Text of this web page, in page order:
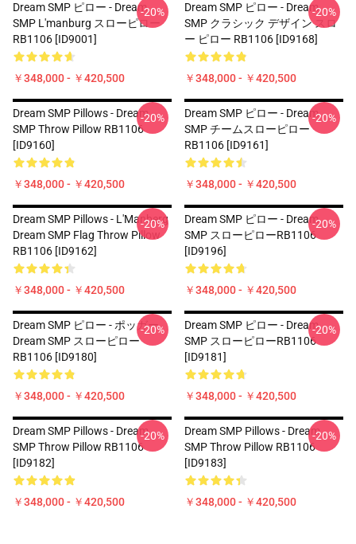
Dream SMP ピロー - Dream
SMP L'manburg スローピロー
RB1106 [ID9001]
￥348,000 - ￥420,500
-20%
Dream SMP ピロー - Dream
SMP クラシック デザイン スロ
ー ピロー RB1106 [ID9168]
￥348,000 - ￥420,500
-20%
Dream SMP Pillows - Dream
SMP Throw Pillow RB1106
[ID9160]
￥348,000 - ￥420,500
-20%
Dream SMP ピロー - Dream
SMP チームスローピロー
RB1106 [ID9161]
￥348,000 - ￥420,500
-20%
Dream SMP Pillows - L'Manberg
Dream SMP Flag Throw Pillow
RB1106 [ID9162]
￥348,000 - ￥420,500
-20%
Dream SMP ピロー - Dream
SMP スローピローRB1106
[ID9196]
￥348,000 - ￥420,500
-20%
Dream SMP ピロー - ポッガー
Dream SMP スローピロー
RB1106 [ID9180]
￥348,000 - ￥420,500
-20%
Dream SMP ピロー - Dream
SMP スローピローRB1106
[ID9181]
￥348,000 - ￥420,500
-20%
Dream SMP Pillows - Dream
SMP Throw Pillow RB1106
[ID9182]
￥348,000 - ￥420,500
-20%
Dream SMP Pillows - Dream
SMP Throw Pillow RB1106
[ID9183]
￥348,000 - ￥420,500
-20%